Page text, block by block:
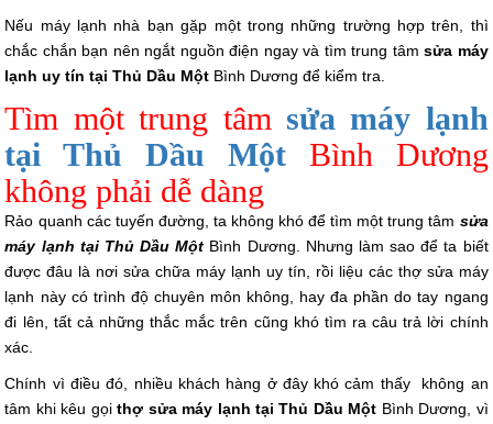
Nếu máy lạnh nhà bạn gặp một trong những trường hợp trên, thì
chắc chắn bạn nên ngắt nguồn điện ngay và tìm trung tâmsửa máy
lạnh uy tín tại Thủ Dầu Một Bình Dương để kiểm tra.
Tìm một trung tâm sửa máy lạnh
tại Thủ Dầu Một
Bình Dương
không phải dễ dàng
Rảo quanh các tuyến đường, ta không khó để tìm một trung tâm sửa
máy lạnh tại Thủ Dầu Một Bình Dương. Nhưng làm sao để ta biết
được đâu là nơi sửa chữa máy lạnh uy tín, rồi liệu các thợ sửa máy
lạnh này có trình độ chuyên môn không, hay đa phần do tay ngang
đi lên, tất cả những thắc mắc trên cũng khó tìm ra câu trả lời chính
xác.
Chính vì điều đó, nhiều khách hàng ở đây khó cảm thấy không an
tâm khi kêu gọithợ sửa máy lạnh tại Thủ Dầu Một Bình Dương, vì